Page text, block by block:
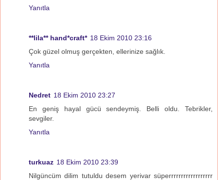
Yanıtla
**lila** hand*craft* 18 Ekim 2010 23:16
Çok güzel olmuş gerçekten, ellerinize sağlık.
Yanıtla
Nedret 18 Ekim 2010 23:27
En geniş hayal gücü sendeymiş. Belli oldu. Tebrikler,
sevgiler.
Yanıtla
turkuaz 18 Ekim 2010 23:39
Nilgüncüm dilim tutuldu desem yerivar süperrrrrrrrrrrrrrrrrr